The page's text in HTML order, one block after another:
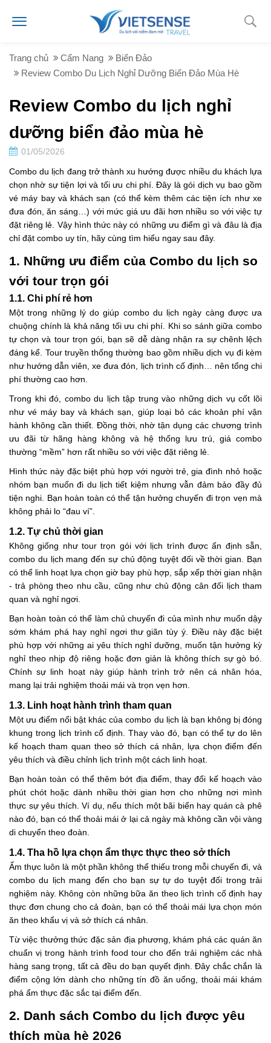
Trang chủ Cẩm Nang
Biển Đảo
Review Combo Du Lịch Nghỉ Dưỡng Biển Đảo Mùa Hè
Review Combo du lịch nghỉ
dưỡng biển đảo mùa hè
01/05/2026
Combo du lịch đang trở thành xu hướng được nhiều du khách lựa
chọn nhờ sự tiện lợi và tối ưu chi phí. Đây là gói dịch vụ bao gồm
vé máy bay và khách sạn (có thể kèm thêm các tiện ích như xe
đưa đón, ăn sáng…) với mức giá ưu đãi hơn nhiều so với việc tự
đặt riêng lẻ. Vậy hình thức này có những ưu điểm gì và đâu là địa
chỉ đặt combo uy tín, hãy cùng tìm hiểu ngay sau đây.
1. Những ưu điểm của Combo du lịch so
với tour trọn gói
1.1. Chi phí rẻ hơn
Một trong những lý do giúp combo du lịch ngày càng được ưa
chuộng chính là khả năng tối ưu chi phí. Khi so sánh giữa combo
tự chọn và tour trọn gói, bạn sẽ dễ dàng nhận ra sự chênh lệch
đáng kể. Tour truyền thống thường bao gồm nhiều dịch vụ đi kèm
như hướng dẫn viên, xe đưa đón, lịch trình cố định… nên tổng chi
phí thường cao hơn.
Trong khi đó, combo du lịch tập trung vào những dịch vụ cốt lõi
như vé máy bay và khách sạn, giúp loại bỏ các khoản phí vận
hành không cần thiết. Đồng thời, nhờ tận dụng các chương trình
ưu đãi từ hãng hàng không và hệ thống lưu trú, giá combo
thường “mềm” hơn rất nhiều so với việc đặt riêng lẻ.
Hình thức này đặc biệt phù hợp với người trẻ, gia đình nhỏ hoặc
nhóm bạn muốn đi du lịch tiết kiệm nhưng vẫn đảm bảo đầy đủ
tiện nghi. Bạn hoàn toàn có thể tận hưởng chuyến đi trọn vẹn mà
không phải lo “đau ví”.
1.2. Tự chủ thời gian
Không giống như tour trọn gói với lịch trình được ấn định sẵn,
combo du lịch mang đến sự chủ động tuyệt đối về thời gian. Bạn
có thể linh hoạt lựa chọn giờ bay phù hợp, sắp xếp thời gian nhận
- trả phòng theo nhu cầu, cũng như chủ động cân đối lịch tham
quan và nghỉ ngơi.
Bạn hoàn toàn có thể làm chủ chuyến đi của mình như muốn dậy
sớm khám phá hay nghỉ ngơi thư giãn tùy ý. Điều này đặc biệt
phù hợp với những ai yêu thích nghỉ dưỡng, muốn tận hưởng kỳ
nghỉ theo nhịp độ riêng hoặc đơn giản là không thích sự gò bó.
Chính sự linh hoạt này giúp hành trình trở nên cá nhân hóa,
mang lại trải nghiệm thoải mái và trọn vẹn hơn.
1.3. Linh hoạt hành trình tham quan
Một ưu điểm nổi bật khác của combo du lịch là bạn không bị đóng
khung trong lịch trình cố định. Thay vào đó, bạn có thể tự do lên
kế hoạch tham quan theo sở thích cá nhân, lựa chọn điểm đến
yêu thích và điều chỉnh lịch trình một cách linh hoạt.
Bạn hoàn toàn có thể thêm bớt địa điểm, thay đổi kế hoạch vào
phút chót hoặc dành nhiều thời gian hơn cho những nơi mình
thực sự yêu thích. Ví dụ, nếu thích một bãi biển hay quán cà phê
nào đó, bạn có thể thoải mái ở lại cả ngày mà không cần vội vàng
di chuyển theo đoàn.
1.4. Tha hồ lựa chọn ẩm thực thực theo sở thích
Ẩm thực luôn là một phần không thể thiếu trong mỗi chuyến đi, và
combo du lịch mang đến cho bạn sự tự do tuyệt đối trong trải
nghiệm này. Không còn những bữa ăn theo lịch trình cố định hay
thực đơn chung cho cả đoàn, bạn có thể thoải mái lựa chọn món
ăn theo khẩu vị và sở thích cá nhân.
Từ việc thưởng thức đặc sản địa phương, khám phá các quán ăn
chuẩn vị trong hành trình food tour cho đến trải nghiệm các nhà
hàng sang trọng, tất cả đều do bạn quyết định. Đây chắc chắn là
điểm cộng lớn dành cho những tín đồ ăn uống, thoải mái khám
phá ẩm thực đặc sắc tại điểm đến.
2. Danh sách Combo du lịch được yêu
thích mùa hè 2026